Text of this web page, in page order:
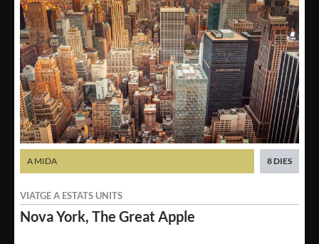
Nova York, The Great Apple
VIATGE A ESTATS UNITS
A MIDA 8 DIES